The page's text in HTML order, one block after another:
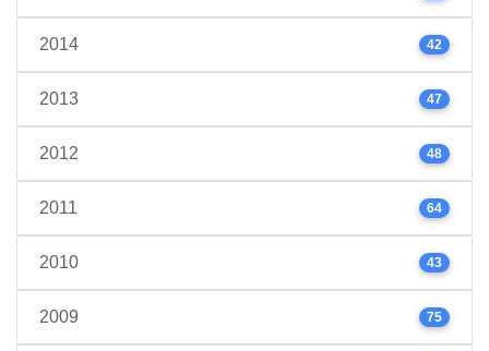
2014 42
2013 47
2012 48
2011 64
2010 43
2009 75